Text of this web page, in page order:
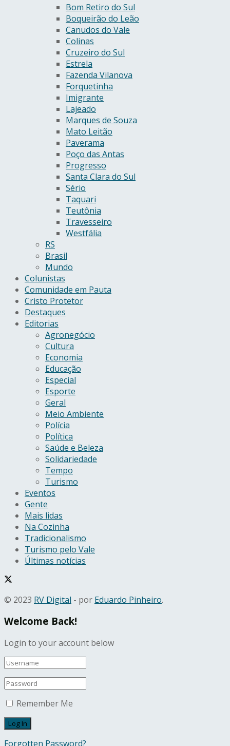
Bom Retiro do Sul
Boqueirão do Leão
Canudos do Vale
Colinas
Cruzeiro do Sul
Estrela
Fazenda Vilanova
Forquetinha
Imigrante
Lajeado
Marques de Souza
Mato Leitão
Paverama
Poço das Antas
Progresso
Santa Clara do Sul
Sério
Taquari
Teutônia
Travesseiro
Westfália
RS
Brasil
Mundo
Colunistas
Comunidade em Pauta
Cristo Protetor
Destaques
Editorias
Agronegócio
Cultura
Economia
Educação
Especial
Esporte
Geral
Meio Ambiente
Polícia
Política
Saúde e Beleza
Solidariedade
Tempo
Turismo
Eventos
Gente
Mais lidas
Na Cozinha
Tradicionalismo
Turismo pelo Vale
Últimas notícias
© 2023 RV Digital - por Eduardo Pinheiro.
Welcome Back!
Login to your account below
Remember Me
Forgotten Password?